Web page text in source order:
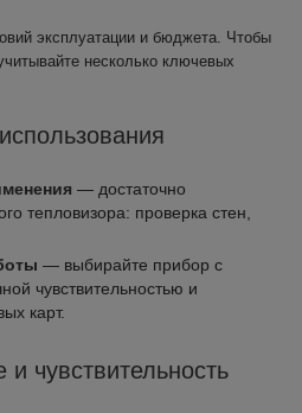
эксплуатации и бюджета. Чтобы
несколько ключевых
— достаточно
тепловизора: проверка стен,
— выбирайте прибор с
чувствительностью и
карт.
чувствительность